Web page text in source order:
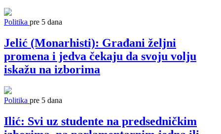
Politika pre 5 dana
Jelić (Monarhisti): Građani željni
promena i jedva čekaju da svoju volju
iskažu na izborima
Politika pre 5 dana
Ilić: Svi uz studente na predsedničkim